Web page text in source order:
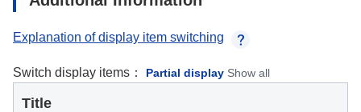
Explanation of display item switching
Switch display items： Partial display Show all
Title